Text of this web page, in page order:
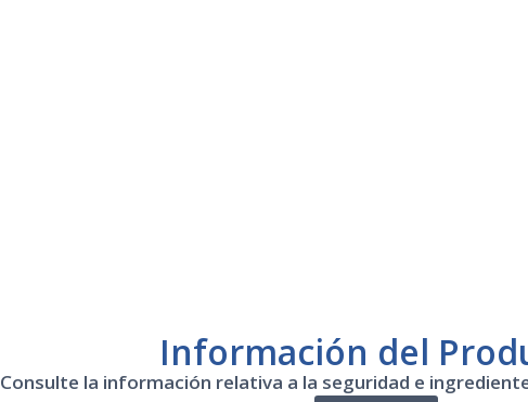
Información del
Consulte la información relativa a la seguridad e